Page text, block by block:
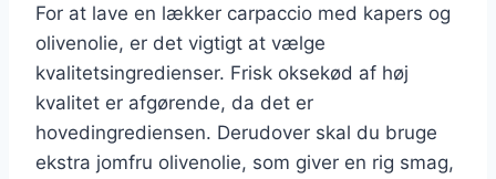
For at lave en lækker carpaccio med kapers og
olivenolie, er det vigtigt at vælge
kvalitetsingredienser. Frisk oksekød af høj
kvalitet er afgørende, da det er
hovedingrediensen. Derudover skal du bruge
ekstra jomfru olivenolie, som giver en rig smag,